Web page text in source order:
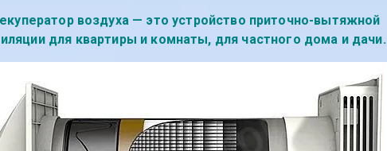
воздуха — это устройство приточно-вытяжной
для квартиры и комнаты, для частного дома и дачи.